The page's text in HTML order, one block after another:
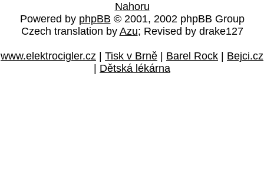
Nahoru
Powered by phpBB © 2001, 2002 phpBB Group
Czech translation by Azu; Revised by drake127
www.elektrocigler.cz Tisk v Brně Barel Rock
Bejci.cz
Dětská lékárna